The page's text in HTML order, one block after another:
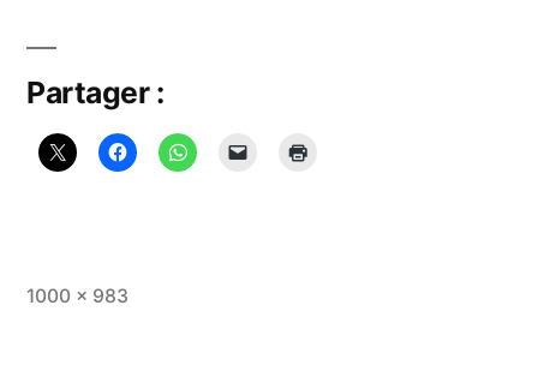
Partager :
Taille
1000 × 983